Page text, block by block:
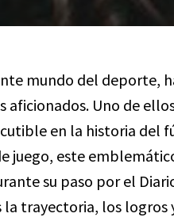
mundo del deporte,
aficionados. Uno de
en la historia del
juego, este
su paso por el
trayectoria, los logros